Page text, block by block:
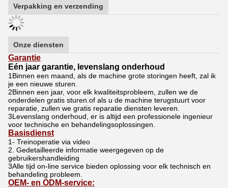
Verpakking en verzending
Onze diensten
Garantie
Eén jaar garantie, levenslang onderhoud
1Binnen een maand, als de machine grote storingen heeft, zal ik
je een nieuwe sturen.
2Binnen een jaar, voor elk kwaliteitsprobleem, zullen we de
onderdelen gratis sturen.of als u de machine terugstuurt voor
reparatie, zullen we gratis reparatie diensten leveren.
3Levenslang onderhoud, er is altijd een professionele ingenieur
voor technische en behandelingsoplossingen.
Basisdienst
1- Treinoperatie via video
2. Gedetailleerde informatie weergegeven op de
gebruikershandleiding
3Alle tijd on-line service bieden oplossing voor elk technisch en
behandeling probleem.
OEM- en ODM-service: